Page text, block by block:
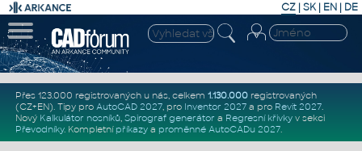
CZ | SK| EN | DE
Přes 123.000 registrovaných u nás, celkem 1.130.000registrovaných
(CZ+EN). Tipy pro AutoCAD 2027, pro Inventor 2027a pro Revit 2027.
Nový Kalkulátor nosníků, Spirograf generátor a Regresní křivkyv sekci
Převodníky. Kompletní příkazya proměnné AutoCADu 2027.